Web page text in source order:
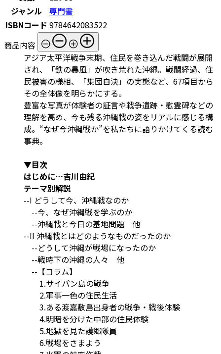
ジャンル
専門書
ISBNコード 9784642083522
商品内容
アジア太平洋戦争末期、住民を巻き込んだ戦闘が展開
され、「鉄の暴風」が吹き荒れた沖縄。戦闘経過、住
民被害の様相、「集団自決」の実態など、67項目から
その全体像を明らかにする。
豊富な写真が体験者の証言や戦争遺跡・慰霊碑などの
理解を高め、今も残る沖縄戦の姿をリアルに感じる構
成。“なぜ今沖縄戦か”を私たちに語りかけてくる読む
事典。
▼目次
はじめに…吉川由紀
テーマ別解説
--I どうして今、沖縄戦なのか
--今、なぜ沖縄戦を学ぶのか
--沖縄戦と今日の基地問題 他
--II 沖縄戦とはどのようなものだったのか
--どうして沖縄が戦場になったのか
--戦時下の沖縄の人々 他
--【コラム】
1.サイパン島の戦争
2.軍事一色の住民生活
3.ある渡嘉敷島出身者の戦争・戦後体験
4.明暗を分けた中部の住民体験
5.地獄を見た護郷隊員
6.戦場をさまよう